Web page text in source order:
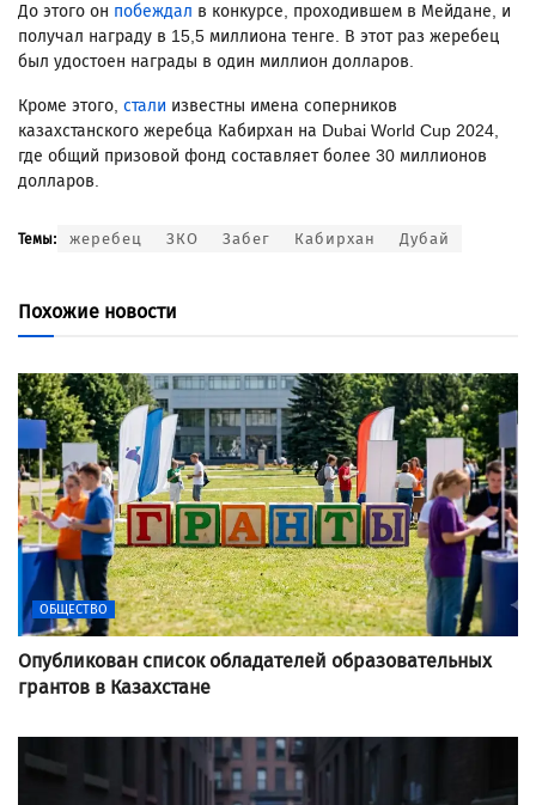
До этого он побеждал в конкурсе, проходившем в Мейдане, и
получал награду в 15,5 миллиона тенге. В этот раз жеребец
был удостоен награды в один миллион долларов.
Кроме этого, стали известны имена соперников
казахстанского жеребца Кабирхан на Dubai World Cup 2024,
где общий призовой фонд составляет более 30 миллионов
долларов.
Темы: жеребец ЗКО Забег Кабирхан Дубай
Похожие новости
ОБЩЕСТВО
Опубликован список обладателей образовательных
грантов в Казахстане